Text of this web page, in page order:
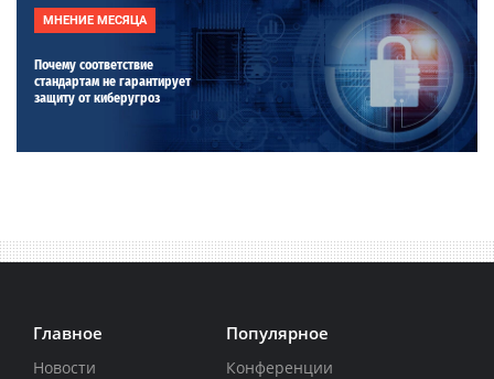
МНЕНИЕ МЕСЯЦА
Почему соответствие
стандартам не гарантирует
защиту от киберугроз
Главное
Новости
Популярное
Конференции